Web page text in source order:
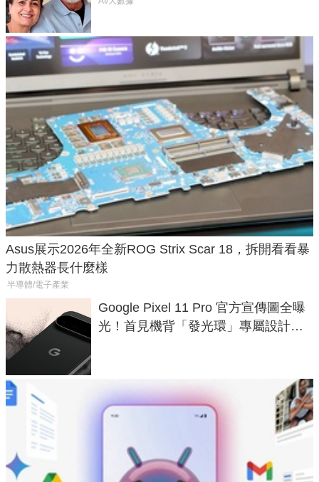
Asus展示2026年全新ROG Strix Scar 18，拆開看看暴
力散熱器長什麼樣
半導體/電子產業
Google Pixel 11 Pro 官方宣傳圖全曝
光！首見機背「發光環」專屬設計、